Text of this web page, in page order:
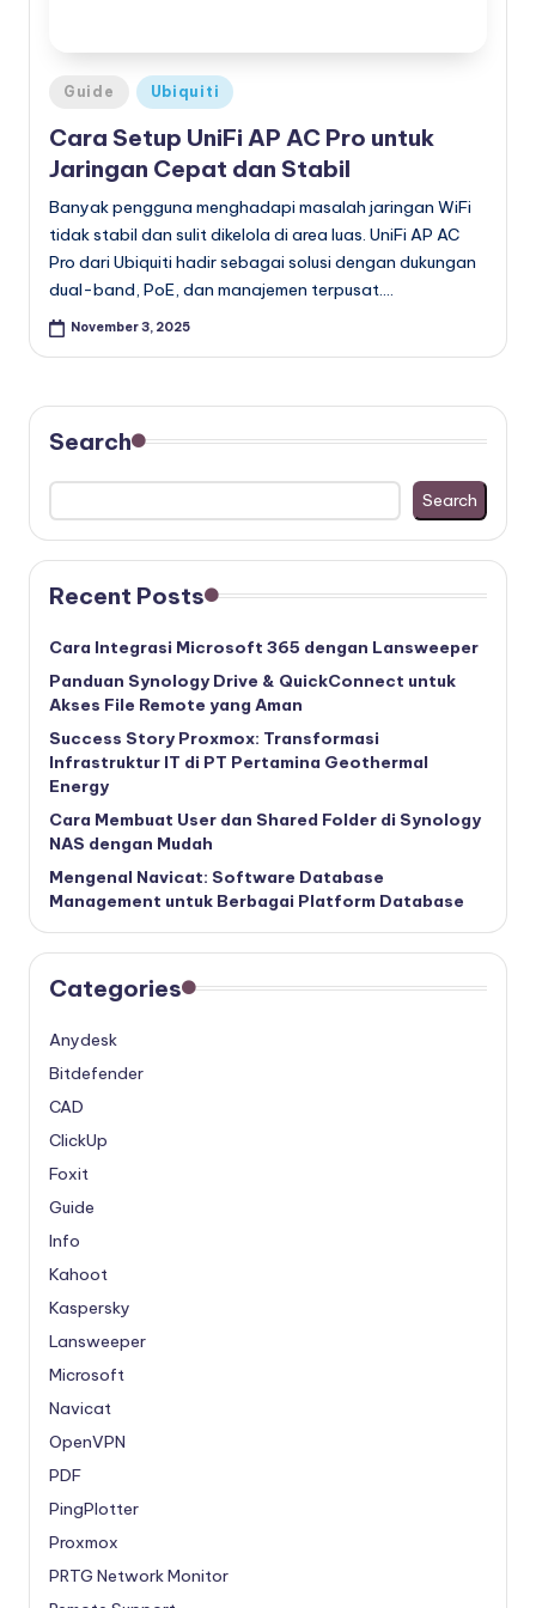
Posted
Guide Ubiquiti
Cara Setup UniFi AP AC Pro untuk
Jaringan Cepat dan Stabil
Banyak pengguna menghadapi masalah jaringan WiFi
tidak stabil dan sulit dikelola di area luas. UniFi AP AC
Pro dari Ubiquiti hadir sebagai solusi dengan dukungan
dual-band, PoE, dan manajemen terpusat.…
November 3, 2025
Search
Search
Recent Posts
Cara Integrasi Microsoft 365 dengan Lansweeper
Panduan Synology Drive & QuickConnect untuk
Akses File Remote yang Aman
Success Story Proxmox: Transformasi
Infrastruktur IT di PT Pertamina Geothermal
Energy
Cara Membuat User dan Shared Folder di Synology
NAS dengan Mudah
Mengenal Navicat: Software Database
Management untuk Berbagai Platform Database
Categories
Anydesk
Bitdefender
CAD
ClickUp
Foxit
Guide
Info
Kahoot
Kaspersky
Lansweeper
Microsoft
Navicat
OpenVPN
PDF
PingPlotter
Proxmox
PRTG Network Monitor